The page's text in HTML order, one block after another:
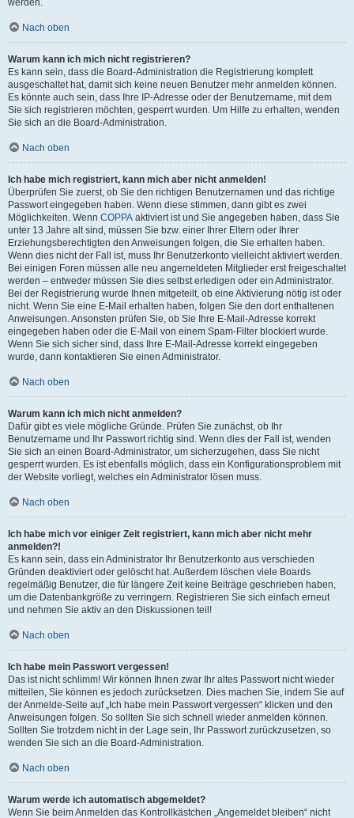
werden.
Nach oben
Warum kann ich mich nicht registrieren?
Es kann sein, dass die Board-Administration die Registrierung komplett
ausgeschaltet hat, damit sich keine neuen Benutzer mehr anmelden können.
Es könnte auch sein, dass Ihre IP-Adresse oder der Benutzername, mit dem
Sie sich registrieren möchten, gesperrt wurden. Um Hilfe zu erhalten, wenden
Sie sich an die Board-Administration.
Nach oben
Ich habe mich registriert, kann mich aber nicht anmelden!
Überprüfen Sie zuerst, ob Sie den richtigen Benutzernamen und das richtige
Passwort eingegeben haben. Wenn diese stimmen, dann gibt es zwei
Möglichkeiten. Wenn COPPA aktiviert ist und Sie angegeben haben, dass Sie
unter 13 Jahre alt sind, müssen Sie bzw. einer Ihrer Eltern oder Ihrer
Erziehungsberechtigten den Anweisungen folgen, die Sie erhalten haben.
Wenn dies nicht der Fall ist, muss Ihr Benutzerkonto vielleicht aktiviert werden.
Bei einigen Foren müssen alle neu angemeldeten Mitglieder erst freigeschaltet
werden – entweder müssen Sie dies selbst erledigen oder ein Administrator.
Bei der Registrierung wurde Ihnen mitgeteilt, ob eine Aktivierung nötig ist oder
nicht. Wenn Sie eine E-Mail erhalten haben, folgen Sie den dort enthaltenen
Anweisungen. Ansonsten prüfen Sie, ob Sie Ihre E-Mail-Adresse korrekt
eingegeben haben oder die E-Mail von einem Spam-Filter blockiert wurde.
Wenn Sie sich sicher sind, dass Ihre E-Mail-Adresse korrekt eingegeben
wurde, dann kontaktieren Sie einen Administrator.
Nach oben
Warum kann ich mich nicht anmelden?
Dafür gibt es viele mögliche Gründe. Prüfen Sie zunächst, ob Ihr
Benutzername und Ihr Passwort richtig sind. Wenn dies der Fall ist, wenden
Sie sich an einen Board-Administrator, um sicherzugehen, dass Sie nicht
gesperrt wurden. Es ist ebenfalls möglich, dass ein Konfigurationsproblem mit
der Website vorliegt, welches ein Administrator lösen muss.
Nach oben
Ich habe mich vor einiger Zeit registriert, kann mich aber nicht mehr
anmelden?!
Es kann sein, dass ein Administrator Ihr Benutzerkonto aus verschieden
Gründen deaktiviert oder gelöscht hat. Außerdem löschen viele Boards
regelmäßig Benutzer, die für längere Zeit keine Beiträge geschrieben haben,
um die Datenbankgröße zu verringern. Registrieren Sie sich einfach erneut
und nehmen Sie aktiv an den Diskussionen teil!
Nach oben
Ich habe mein Passwort vergessen!
Das ist nicht schlimm! Wir können Ihnen zwar Ihr altes Passwort nicht wieder
mitteilen, Sie können es jedoch zurücksetzen. Dies machen Sie, indem Sie auf
der Anmelde-Seite auf „Ich habe mein Passwort vergessen“ klicken und den
Anweisungen folgen. So sollten Sie sich schnell wieder anmelden können.
Sollten Sie trotzdem nicht in der Lage sein, Ihr Passwort zurückzusetzen, so
wenden Sie sich an die Board-Administration.
Nach oben
Warum werde ich automatisch abgemeldet?
Wenn Sie beim Anmelden das Kontrollkästchen „Angemeldet bleiben“ nicht